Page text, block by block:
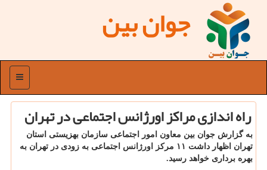
جوان بین
منو
راه اندازی مراكز اورژانس اجتماعی در تهران
به گزارش جوان بین معاون امور اجتماعی سازمان بهزیستی استان
تهران اظهار داشت ۱۱ مركز اورژانس اجتماعی به زودی در تهران به
بهره برداری خواهد رسید.